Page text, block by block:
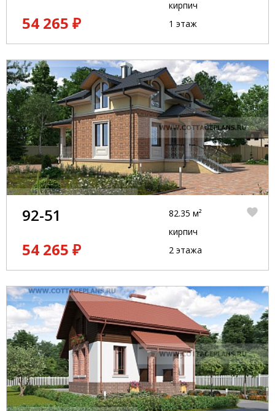
54 265 ₽
кирпич
1 этаж
92-51
54 265 ₽
82.35 м²
кирпич
2 этажа